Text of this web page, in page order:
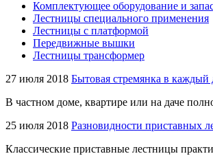
Комплектующее оборудование и
Лестницы специального применения
Лестницы с платформой
Передвижные вышки
Лестницы трансформер
27 июля 2018 Бытовая стремянка в каждый
В частном доме, квартире или на даче
25 июля 2018 Разновидности приставных
Классические приставные лестницы